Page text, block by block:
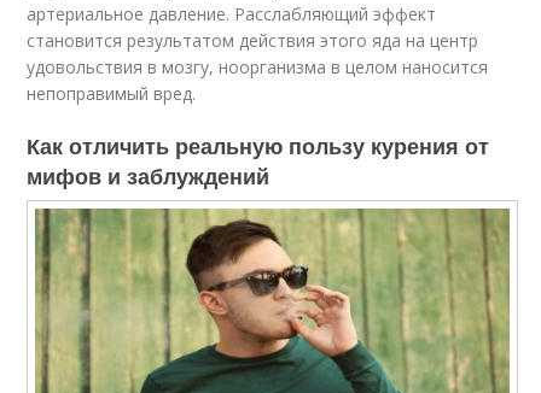
артериальное давление. Расслабляющий эффект
становится результатом действия этого яда на центр
удовольствия в мозгу, ноорганизма в целом наносится
непоправимый вред.
Как отличить реальную пользу курения от
мифов и заблуждений